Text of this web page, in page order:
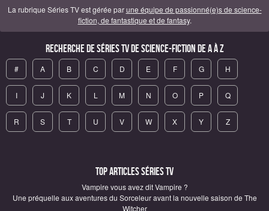
La rubrique Séries TV est gérée parune équipe de passionné(e)s de science-
fiction, de fantastique et de fantasy.
Recherche de Séries TV de science-fiction de A à Z
# A B C D E F G H
I J K L M N O P Q
R S T U V W X Y Z
Top articles Séries TV
Vampire vous avez dit Vampire ?
Une préquelle aux aventures du Sorceleur avant la nouvelle saison de The
Witcher